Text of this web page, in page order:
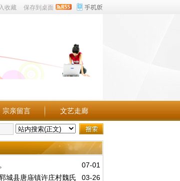
收藏 保存到桌面
宗亲留言 文艺走廊
07-01
03-26
城县唐庙镇许庄村魏氏